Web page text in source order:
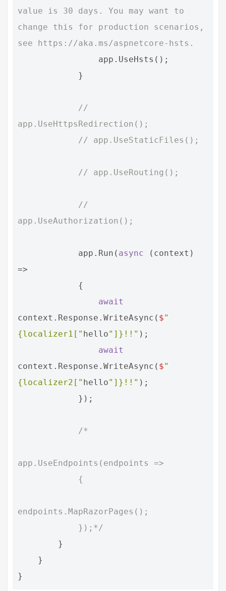
value is 30 days. You may want to
change this for production scenarios,
see https://aka.ms/aspnetcore-hsts.
app . UseHsts ();
}
//
app.UseHttpsRedirection();
// app.UseStaticFiles();
// app.UseRouting();
//
app.UseAuthorization();
app . Run ( async ( context )
=>
{
await
context . Response . WriteAsync ( $"
{localizer1[" hello"]}!!" );
await
context . Response . WriteAsync ( $"
{localizer2[" hello"]}!!" );
});
/*
app.UseEndpoints(endpoints =>
            {
endpoints.MapRazorPages();
            });*/
}
}
}